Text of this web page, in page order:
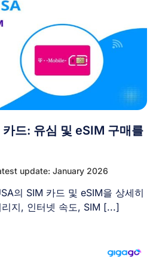
드: 유심 및 eSIM 구매를
update: January 2026
의 SIM 카드 및 eSIM을 상세히
지, 인터넷 속도, SIM [...]